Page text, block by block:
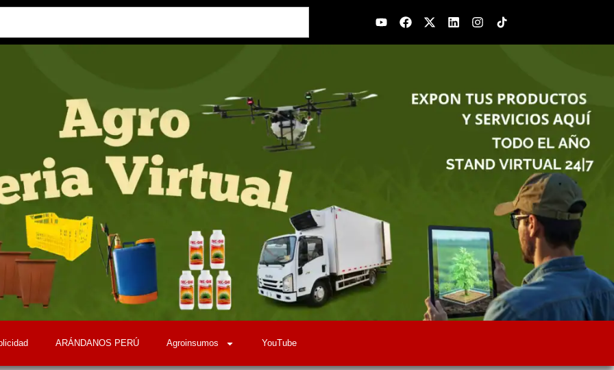
YoutubeFacebook
X-
twitter
LinkedinInstagram
ARÁNDANOS PERÚ Agroinsumos YouTube